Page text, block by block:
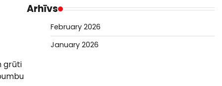
grūti
Arhīvs
February 2026
January 2026